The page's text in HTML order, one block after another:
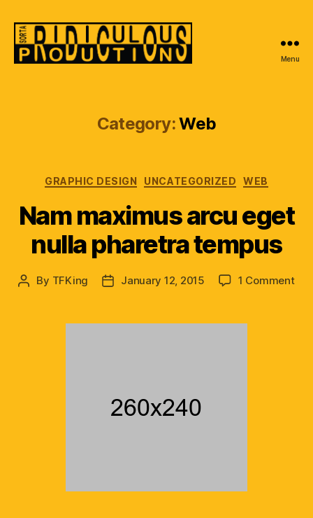
Menu
Category:Web
Categories
GRAPHIC DESIGN UNCATEGORIZED WEB
Nam maximus arcu eget
nulla pharetra tempus
Post
By TFKing
PostJanuary 12, 2015 1 Commenton